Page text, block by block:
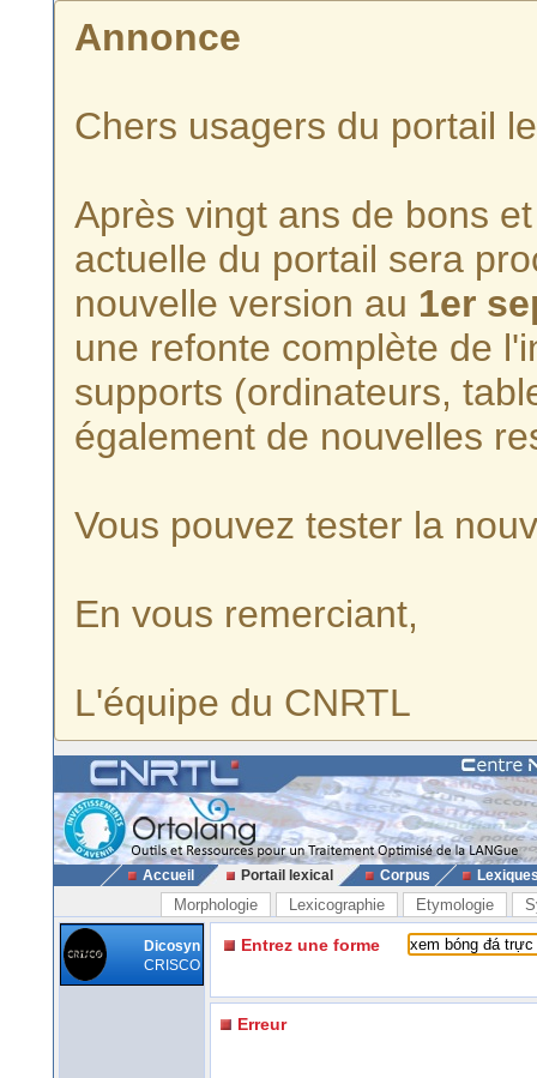
Annonce
Chers usagers du portail
Après vingt ans de bons
actuelle du portail sera
nouvelle version au 1er
une refonte complète de
supports (ordinateurs,
également de nouvelles
Vous pouvez tester la
En vous remerciant,
L'équipe du CNRTL
Accueil Portail lexical Corpus
Morphologie Lexicographie Etymologie
Dicosyn
CRISCO
Entrez une forme
Erreur